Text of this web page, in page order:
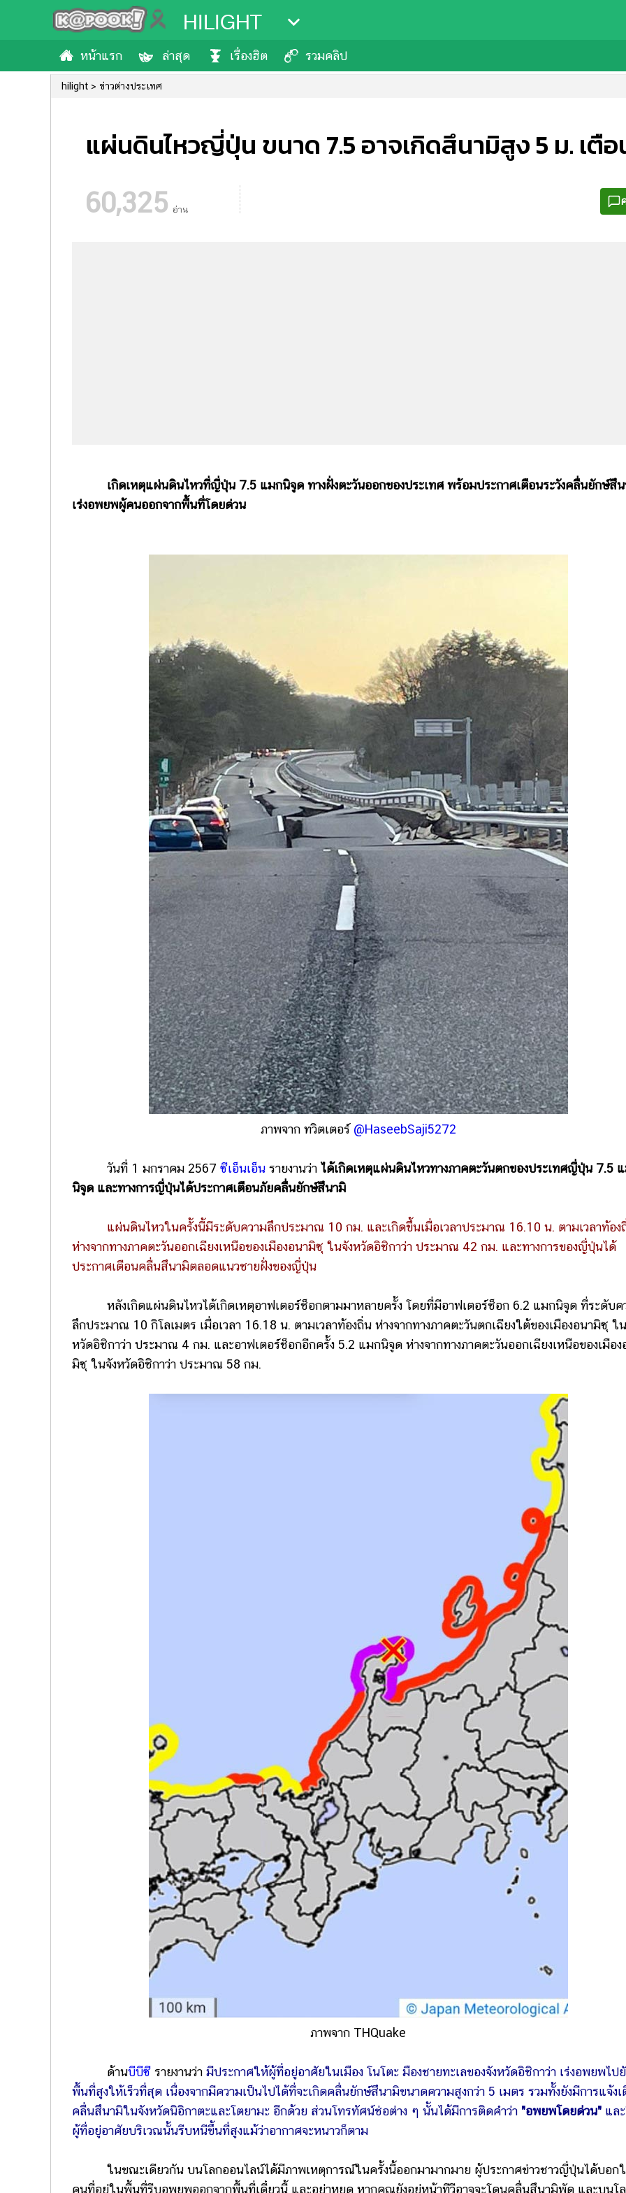
HILIGHT
หน้าแรก ล่าสุด เรื่องฮิต รวมคลิป
hilight ข่าวต่างประเทศ
แผ่นดินไหวญี่ปุ่น ขนาด 7.5 อาจเกิดสึนามิสูง 5 ม. เตื
60,325 อ่าน
เกิดเหตุแผ่นดินไหวที่ญี่ปุ่น 7.5 แมกนิจูด ทางฝั่งตะวันออกของประเทศ พร้อมประกาศเตือนระวังคลื่นยักษ์สึ
เร่งอพยพผู้คนออกจากพื้นที่โดยด่วน
ภาพจาก ทวิตเตอร์ @HaseebSaji5272
วันที่ 1 มกราคม 2567 ซีเอ็นเอ็น รายงานว่า ได้เกิดเหตุแผ่นดินไหวทางภาคตะวันตกของประเทศญี่ปุ่น 7.5
นิจูด และทางการญี่ปุ่นได้ประกาศเตือนภัยคลื่นยักษ์สึนามิ
แผ่นดินไหวในครั้งนี้มีระดับความลึกประมาณ 10 กม. และเกิดขึ้นเมื่อเวลาประมาณ 16.10 น. ตามเวลาท้อง
ห่างจากทางภาคตะวันออกเฉียงเหนือของเมืองอนามิซุ ในจังหวัดอิชิกาว่า ประมาณ 42 กม. และทางการของญี่ปุ่นได้
ประกาศเตือนคลื่นสึนามิตลอดแนวชายฝั่งของญี่ปุ่น
หลังเกิดแผ่นดินไหวได้เกิดเหตุอาฟเตอร์ช็อกตามมาหลายครั้ง โดยที่มีอาฟเตอร์ช็อก 6.2 แมกนิจูด ที่ระดับค
ลึกประมาณ 10 กิโลเมตร เมื่อเวลา 16.18 น. ตามเวลาท้องถิ่น ห่างจากทางภาคตะวันตกเฉียงใต้ของเมืองอนามิซุ ใ
หวัดอิชิกาว่า ประมาณ 4 กม. และอาฟเตอร์ช็อกอีกครั้ง 5.2 แมกนิจูด ห่างจากทางภาคตะวันออกเฉียงเหนือของเมือง
มิซุ ในจังหวัดอิชิกาว่า ประมาณ 58 กม.
ภาพจาก THQuake
ด้านบีบีซี รายงานว่า มีประกาศให้ผู้ที่อยู่อาศัยในเมือง โนโตะ มืองชายทะเลของจังหวัดอิชิกาว่า เร่งอพยพไป
พื้นที่สูงให้เร็วที่สุด เนื่องจากมีความเป็นไปได้ที่จะเกิดคลื่นยักษ์สึนามิขนาดความสูงกว่า 5 เมตร รวมทั้งยังมีการแจ้ง
คลื่นสึนามิในจังหวัดนิอิกาตะและโตยามะ อีกด้วย ส่วนโทรทัศน์ช่อต่าง ๆ นั้นได้มีการติดคำว่า "อพยพโดยด่วน" แล
ผู้ที่อยู่อาศัยบริเวณนั้นรีบหนีขึ้นที่สูงแม้ว่าอากาศจะหนาวก็ตาม
ในขณะเดียวกัน บนโลกออนไลน์ได้มีภาพเหตุการณ์ในครั้งนี้ออกมามากมาย ผู้ประกาศข่าวชาวญี่ปุ่นได้บอก
คนที่อยู่ในพื้นที่รีบอพยพออกจากพื้นที่เดี๋ยวนี้ และอย่าหยุด หากคุณยังอยู่หน้าทีวีอาจจะโดนคลื่นสึนามิพัด และบนโ